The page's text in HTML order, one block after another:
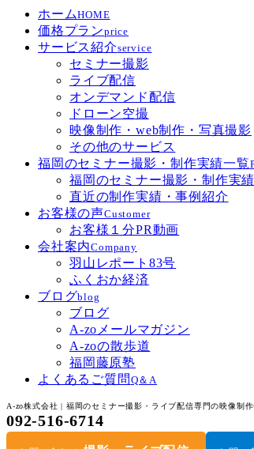
ホームHOME
価格プランprice
サービス紹介service
セミナー撮影
ライブ配信
オンデマンド配信
ドローン空撮
映像制作・web制作・写真撮影
その他のサービス
福岡のセミナー撮影・制作実績一覧
福岡のセミナー撮影・制作実
直近の制作実績・事例紹介
お客様の声Customer
お客様１分PR動画
会社案内Company
羽山レポート83号
ふくおか経済
ブログblog
ブログ
A-zoメールマガジン
A-zoの散歩道
福岡藤原塾
よくあるご質問 Q＆A
A-zo株式会社 | 福岡のセミナー撮影・ライブ配信専門の映像制
092-516-6714